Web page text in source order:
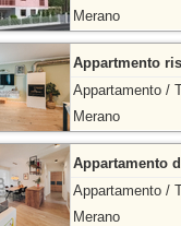
Merano
Appartmento
Appartamento /
Merano
Appartamento
Appartamento /
Merano